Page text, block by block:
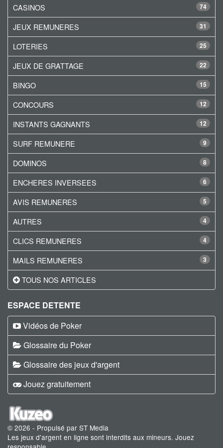
74
CASINOS
31
JEUX REMUNERES
25
LOTERIES
22
JEUX DE GRATTAGE
15
BINGO
12
CONCOURS
12
INSTANTS GAGNANTS
9
SURF REMUNERE
8
DOMINOS
6
ENCHERES INVERSEES
5
AVIS REMUNERES
4
AUTRES
4
CLICS REMUNERES
3
MAILS REMUNERES
TOUS NOS ARTICLES
ESPACE DETENTE
Vidéos de Poker
Glossaire du Poker
Glossaire des jeux d'argent
Jouez gratuitement
© 2026 - Propulsé par ST Media
Les jeux d'argent en ligne sont interdits aux mineurs. Jouez